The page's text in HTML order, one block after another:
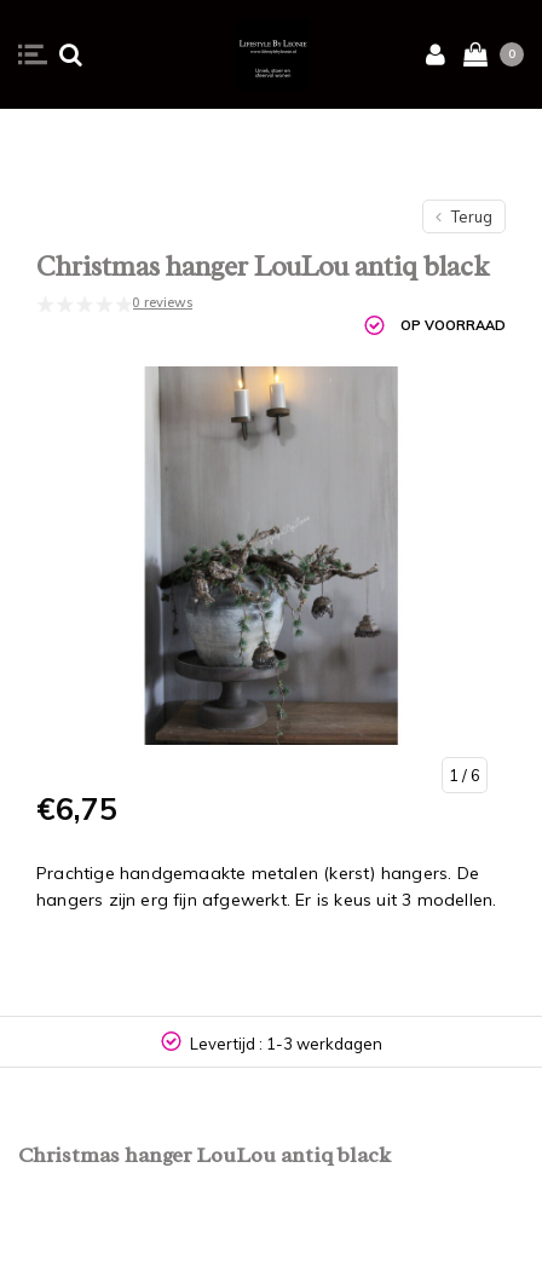
0
Terug
Christmas hanger LouLou antiq black
0 reviews
OP VOORRAAD
1 / 6
€6,75
Prachtige handgemaakte metalen (kerst) hangers. De
hangers zijn erg fijn afgewerkt. Er is keus uit 3 modellen.
Levertijd : 1-3 werkdagen
Christmas hanger LouLou antiq black